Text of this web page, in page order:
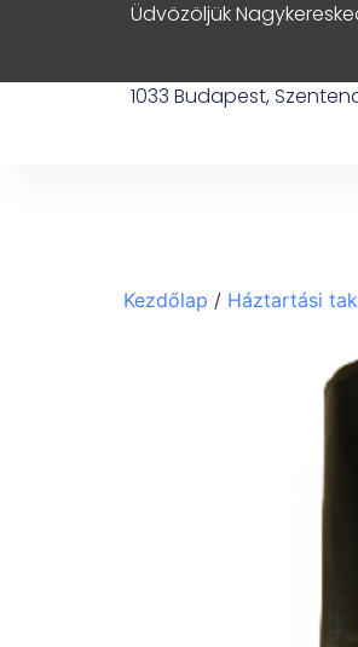
Üdvözöljük
1033 Budapest,
Kezdőlap / Háztartási